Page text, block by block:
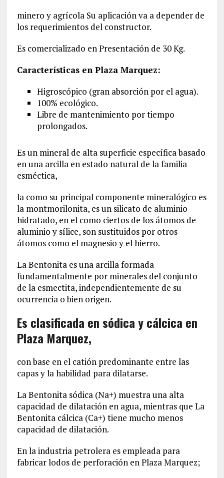
minero y agrícola Su aplicación va a depender de
los requerimientos del constructor.
Es comercializado en Presentación de 30 Kg.
Características en Plaza Marquez:
Higroscópico (gran absorción por el agua).
100% ecológico.
Libre de mantenimiento por tiempo
prolongados.
Es un mineral de alta superficie específica basado
en una arcilla en estado natural de la familia
esméctica,
la como su principal componente mineralógico es
la montmorilonita, es un silicato de aluminio
hidratado, en el como ciertos de los átomos de
aluminio y sílice, son sustituidos por otros
átomos como el magnesio y el hierro.
La Bentonita es una arcilla formada
fundamentalmente por minerales del conjunto
de la esmectita, independientemente de su
ocurrencia o bien origen.
Es clasificada en sódica y cálcica en
Plaza Marquez,
con base en el catión predominante entre las
capas y la habilidad para dilatarse.
La Bentonita sódica (Na+) muestra una alta
capacidad de dilatación en agua, mientras que La
Bentonita cálcica (Ca+) tiene mucho menos
capacidad de dilatación.
En la industria petrolera es empleada para
fabricar lodos de perforación en Plaza Marquez;